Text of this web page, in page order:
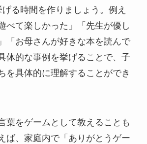
る時間を作りましょう。例え
べて楽しかった」「先生が優し
「お母さんが好きな本を読んで
体的な事例を挙げることで、子
を具体的に理解することができ
葉をゲームとして教えることも
ば、家庭内で「ありがとうゲー